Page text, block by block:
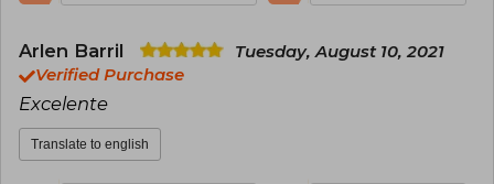
Arlen Barril
Tuesday, August 10, 2021
Verified Purchase
Excelente
Translate to english